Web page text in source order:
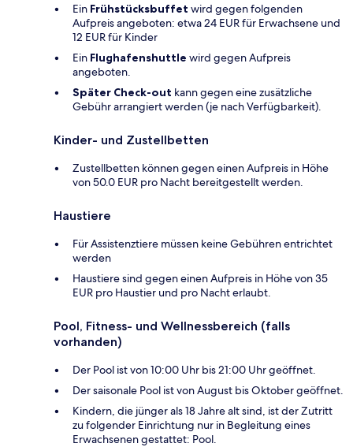
Ein Frühstücksbuffet wird gegen folgenden
Aufpreis angeboten: etwa 24 EUR für Erwachsene und
12 EUR für Kinder
Ein Flughafenshuttle wird gegen Aufpreis
angeboten.
Später Check-out kann gegen eine zusätzliche
Gebühr arrangiert werden (je nach Verfügbarkeit).
Kinder- und Zustellbetten
Zustellbetten können gegen einen Aufpreis in Höhe
von 50.0 EUR pro Nacht bereitgestellt werden.
Haustiere
Für Assistenztiere müssen keine Gebühren entrichtet
werden
Haustiere sind gegen einen Aufpreis in Höhe von 35
EUR pro Haustier und pro Nacht erlaubt.
Pool, Fitness- und Wellnessbereich (falls
vorhanden)
Der Pool ist von 10:00 Uhr bis 21:00 Uhr geöffnet.
Der saisonale Pool ist von August bis Oktober geöffnet.
Kindern, die jünger als 18 Jahre alt sind, ist der Zutritt
zu folgender Einrichtung nur in Begleitung eines
Erwachsenen gestattet: Pool.